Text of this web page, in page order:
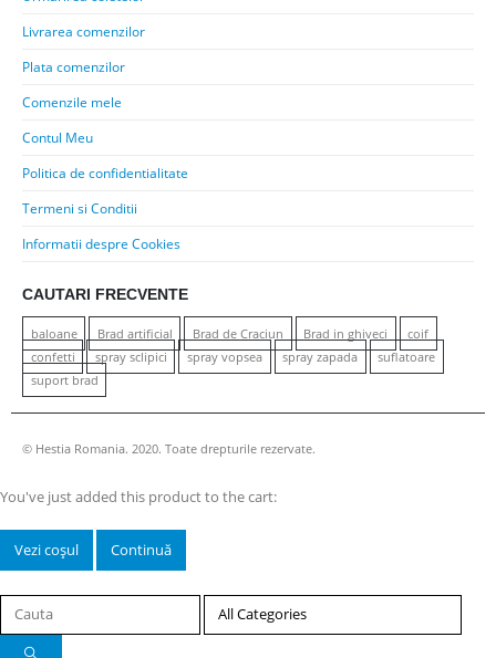
Livrarea comenzilor
Plata comenzilor
Comenzile mele
Contul Meu
Politica de confidentialitate
Termeni si Conditii
Informatii despre Cookies
CAUTARI FRECVENTE
baloane Brad artificial Brad de Craciun Brad in ghiveci
coif
confetti
spray sclipici spray vopsea spray zapada
suflatoare
suport brad
© Hestia Romania. 2020. Toate drepturile rezervate.
You've just added this product to the cart:
Vezi coșul Continuă